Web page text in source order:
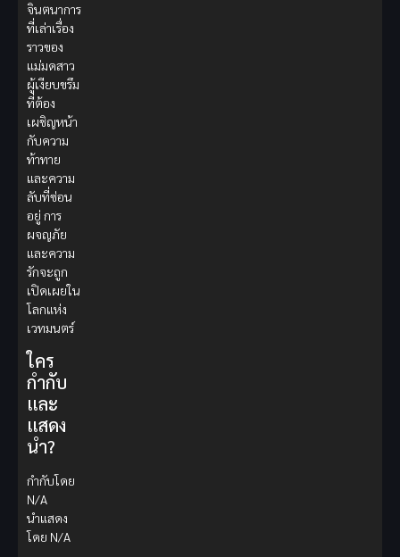
จินตนาการ
ที่เล่าเรื่อง
ราวของ
แม่มดสาว
ผู้เงียบขรึม
ที่ต้อง
เผชิญหน้า
กับความ
ท้าทาย
และความ
ลับที่ซ่อน
อยู่ การ
ผจญภัย
และความ
รักจะถูก
เปิดเผยใน
โลกแห่ง
เวทมนตร์
ใคร
กำกับ
และ
แสดง
นำ?
กำกับโดย
N/A
นำแสดง
โดย N/A